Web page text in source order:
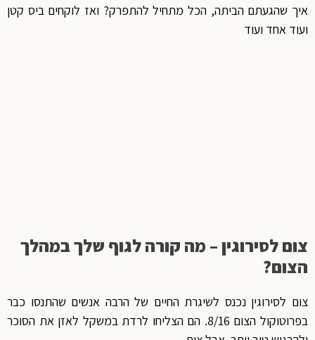
איך שהגעתם הביתה, הכל מתחיל להתפרק? ואז לוקחים ביס קטן
ועוד אחד ועוד
צום לסירוגין – מה קורה לגוף שלך במהלך
הצום?
צום לסירוגין נכנס לשיגרת החיים של הרבה אנשים שהתנסו כבר
בפרוטוקול הצום 8/16. הם הצליחו לרדת במשקל לאזן את הסוכר